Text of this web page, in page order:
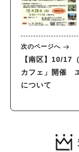
次のページへ
【南区】10/17
カフェ」開催
について